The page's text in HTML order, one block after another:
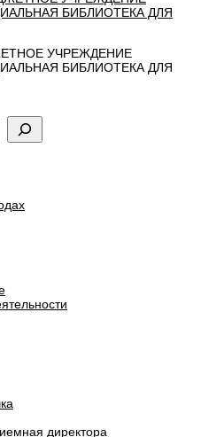
УЧРЕЖДЕНИЕ
БИБЛИОТЕКА ДЛЯ
директора